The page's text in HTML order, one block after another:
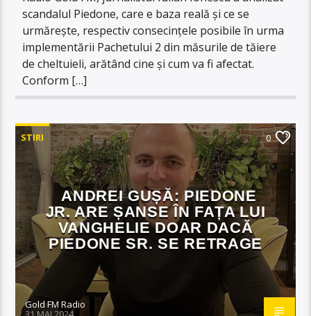
scandalul Piedone, care e baza reală și ce se
urmărește, respectiv consecințele posibile în urma
implementării Pachetului 2 din măsurile de tăiere
de cheltuieli, arătând cine și cum va fi afectat.
Conform […]
STIRI 0
ANDREI GUȘĂ: PIEDONE
JR. ARE ȘANSE ÎN FAȚA LUI
VANGHELIE DOAR DACĂ
PIEDONE SR. SE RETRAGE
Gold FM Radio